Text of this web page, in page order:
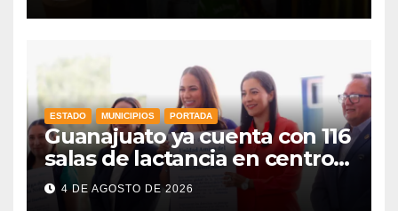
ESTADO MUNICIPIOS PORTADA
Guanajuato ya cuenta con 116
salas de lactancia en centros
de trabajo: Gobernadora
4 DE AGOSTO DE 2026